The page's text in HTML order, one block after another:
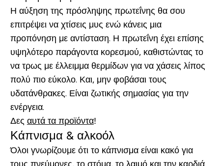
Η αύξηση της πρόσληψης πρωτεΐνης θα σου
επιτρέψει να χτίσεις μυς ενώ κάνεις μια
προπόνηση με αντίσταση. Η πρωτεΐνη έχει επίσης
υψηλότερο παράγοντα κορεσμού, καθιστώντας το
να τρως με έλλειμμα θερμίδων για να χάσεις λίπος
πολύ πιο εύκολο. Και, μην φοβάσαι τους
υδατάνθρακες. Είναι ζωτικής σημασίας για την
ενέργεια.
Δες αυτά τα προϊόντα!
Κάπνισμα & αλκοόλ
Όλοι γνωρίζουμε ότι το κάπνισμα είναι κακό για